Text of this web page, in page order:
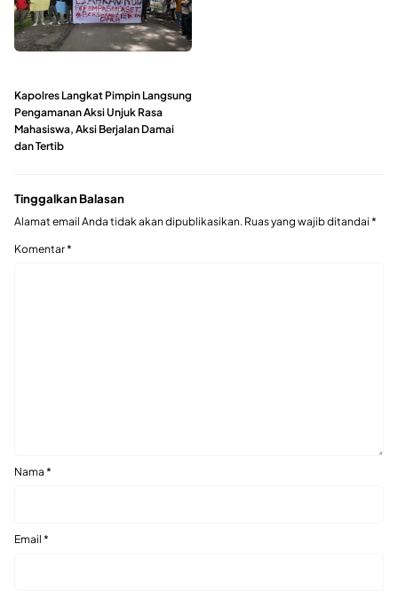
Kapolres Langkat Pimpin Langsung
Pengamanan Aksi Unjuk Rasa
Mahasiswa, Aksi Berjalan Damai
dan Tertib
Tinggalkan Balasan
Alamat email Anda tidak akan dipublikasikan. Ruas yang wajib ditandai *
Komentar*
Nama *
Email *